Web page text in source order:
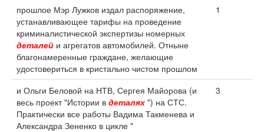
прошлое Мэр Лужков издал распоряжение,
устанавливающее тарифы на проведение
криминалистической экспертизы номерных
деталей и агрегатов автомобилей. Отныне
благонамеренные граждане, желающие
удостовериться в кристально чистом прошлом
1
и Ольги Беловой на НТВ, Сергея Майорова (и
весь проект "Истории в деталях ") на СТС.
Практически все работы Вадима Такменева и
Александра Зененко в цикле "
3